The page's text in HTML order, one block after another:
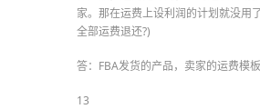
家。那在运费上设利润的计划就没用
全部运费退还?)
答：FBA发货的产品，卖家的运费模板
13